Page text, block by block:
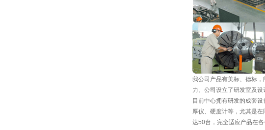
我公司产品有美标、德标
力。公司设立了研发室及设
目前中心拥有研发的成套
厚仪、硬度计等，尤其是
达50台，完全适应产品在各